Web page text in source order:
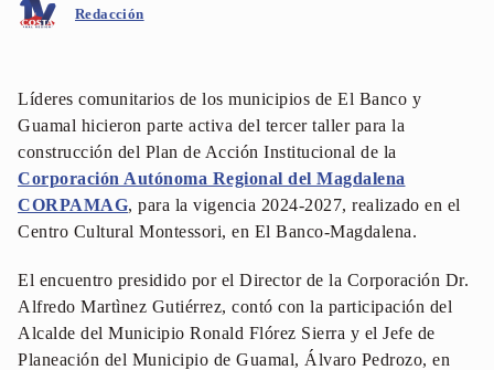
Redacción
Líderes comunitarios de los municipios de El Banco y
Guamal hicieron parte activa del tercer taller para la
construcción del Plan de Acción Institucional de la
Corporación Autónoma Regional del Magdalena
CORPAMAG, para la vigencia 2024-2027, realizado en el
Centro Cultural Montessori, en El Banco-Magdalena.
El encuentro presidido por el Director de la Corporación Dr.
Alfredo Martìnez Gutiérrez, contó con la participación del
Alcalde del Municipio Ronald Flórez Sierra y el Jefe de
Planeación del Municipio de Guamal, Álvaro Pedrozo, en